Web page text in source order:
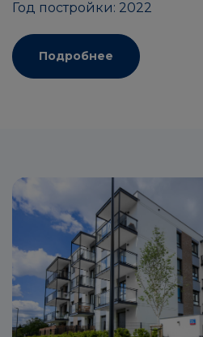
Год постройки: 2022
Подробнее